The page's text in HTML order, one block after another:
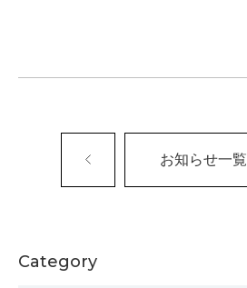
お知らせ一覧
Category